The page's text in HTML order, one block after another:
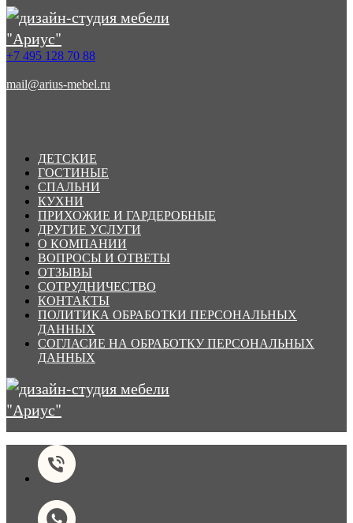
+7 495 128 70 88
mail@arius-mebel.ru
ДЕТСКИЕ
ГОСТИНЫЕ
СПАЛЬНИ
КУХНИ
ПРИХОЖИЕ И ГАРДЕРОБНЫЕ
ДРУГИЕ УСЛУГИ
О КОМПАНИИ
ВОПРОСЫ И ОТВЕТЫ
ОТЗЫВЫ
СОТРУДНИЧЕСТВО
КОНТАКТЫ
ПОЛИТИКА ОБРАБОТКИ ПЕРСОНАЛЬНЫХ
ДАННЫХ
СОГЛАСИЕ НА ОБРАБОТКУ ПЕРСОНАЛЬНЫХ
ДАННЫХ